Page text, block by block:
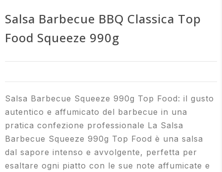
Salsa Barbecue BBQ Classica Top
Food Squeeze 990g
Salsa Barbecue Squeeze 990g Top Food: il gusto
autentico e affumicato del barbecue in una
pratica confezione professionale La Salsa
Barbecue Squeeze 990g Top Food è una salsa
dal sapore intenso e avvolgente, perfetta per
esaltare ogni piatto con le sue note affumicate e